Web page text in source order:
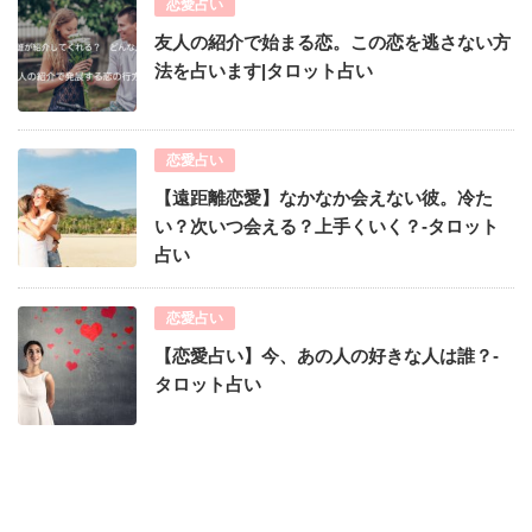
恋愛占い
友人の紹介で始まる恋。この恋を逃さない方
法を占います|タロット占い
恋愛占い
【遠距離恋愛】なかなか会えない彼。冷た
い？次いつ会える？上手くいく？-タロット
占い
恋愛占い
【恋愛占い】今、あの人の好きな人は誰？-
タロット占い